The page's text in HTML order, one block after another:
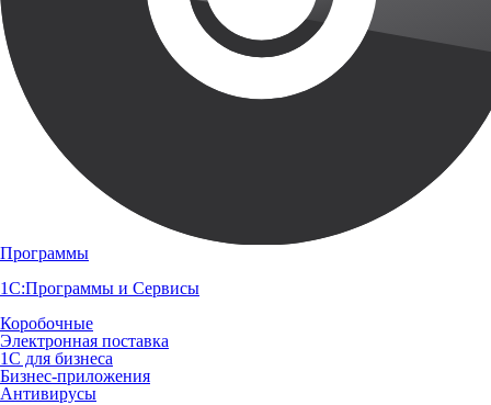
Программы
1С:Программы и Сервисы
Коробочные
Электронная поставка
1С для бизнеса
Бизнес-приложения
Антивирусы